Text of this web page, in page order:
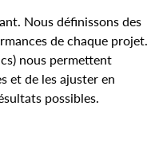
Nous définissons des
de chaque projet.
nous permettent
et de les ajuster en
possibles.